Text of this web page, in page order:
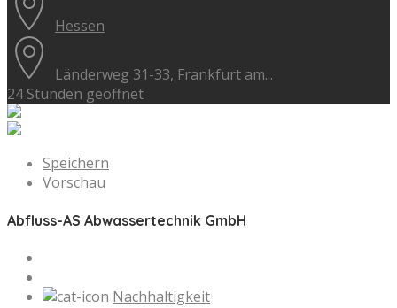
Hessen
Länderweg 31-33, Frankfurt am...
24 Stunden geöffnet
Speichern
Vorschau
Abfluss-AS Abwassertechnik GmbH
Nachhaltigkeit